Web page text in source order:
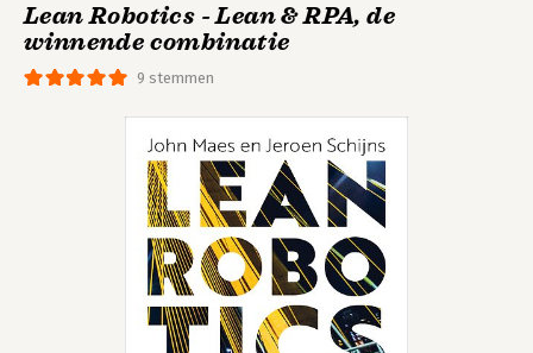
9 stemmen
Lean Robotics - Lean & RPA, de
winnende combinatie